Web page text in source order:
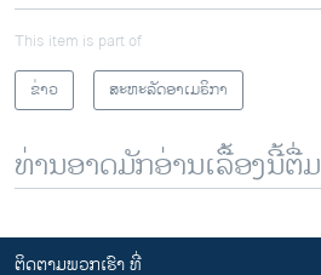
This item is part of
ຂ່າວ
ສະຫະລັດອາເມຣິກາ
ທ່ານອາດມັກອ່ານເລື້ອງນີ້ຕື່ມ
ຕິດຕາມພວກເຮົາ ທີ່